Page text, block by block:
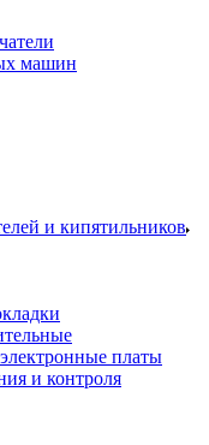
машин
и кипятильников
платы
и контроля